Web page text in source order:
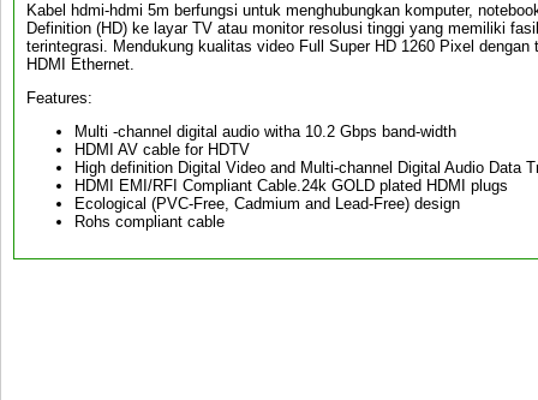
Kabel hdmi-hdmi 5m berfungsi untuk menghubungkan komputer,
Definition (HD) ke layar TV atau monitor resolusi tinggi yang memiliki
terintegrasi. Mendukung kualitas video Full Super HD 1260 Pixel
HDMI Ethernet.
Features:
Multi -channel digital audio witha 10.2 Gbps band-width
HDMI AV cable for HDTV
High definition Digital Video and Multi-channel Digital Audio Data
HDMI EMI/RFI Compliant Cable.24k GOLD plated HDMI plugs
Ecological (PVC-Free, Cadmium and Lead-Free) design
Rohs compliant cable